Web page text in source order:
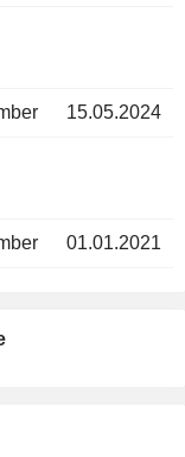
15.05.2024
01.01.2021